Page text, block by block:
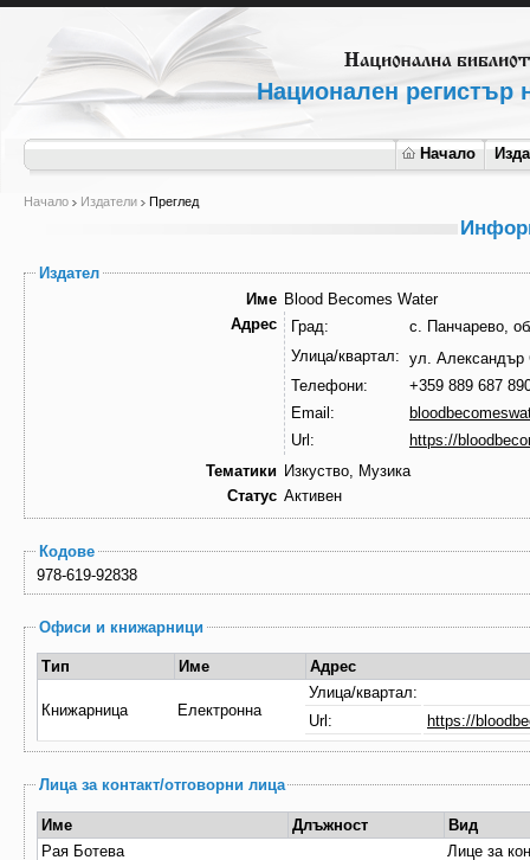
Национален регистър
Начало
Начало Издатели Преглед
Издател
Име Blood Becomes Water
Адрес
Град:
Улица/квартал: ул.
Телефони:
+359 889 687
Email:
Url:
https://
Тематики Изкуство, Музика
Статус Активен
Кодове
978-619-92838
Офиси и книжарници
Тип Име Адрес
Книжарница Електронна
Улица/квартал:
Url:
https://
Лица за контакт/отговорни лица
Име Длъжност
Вид
Рая Ботева
Лице за